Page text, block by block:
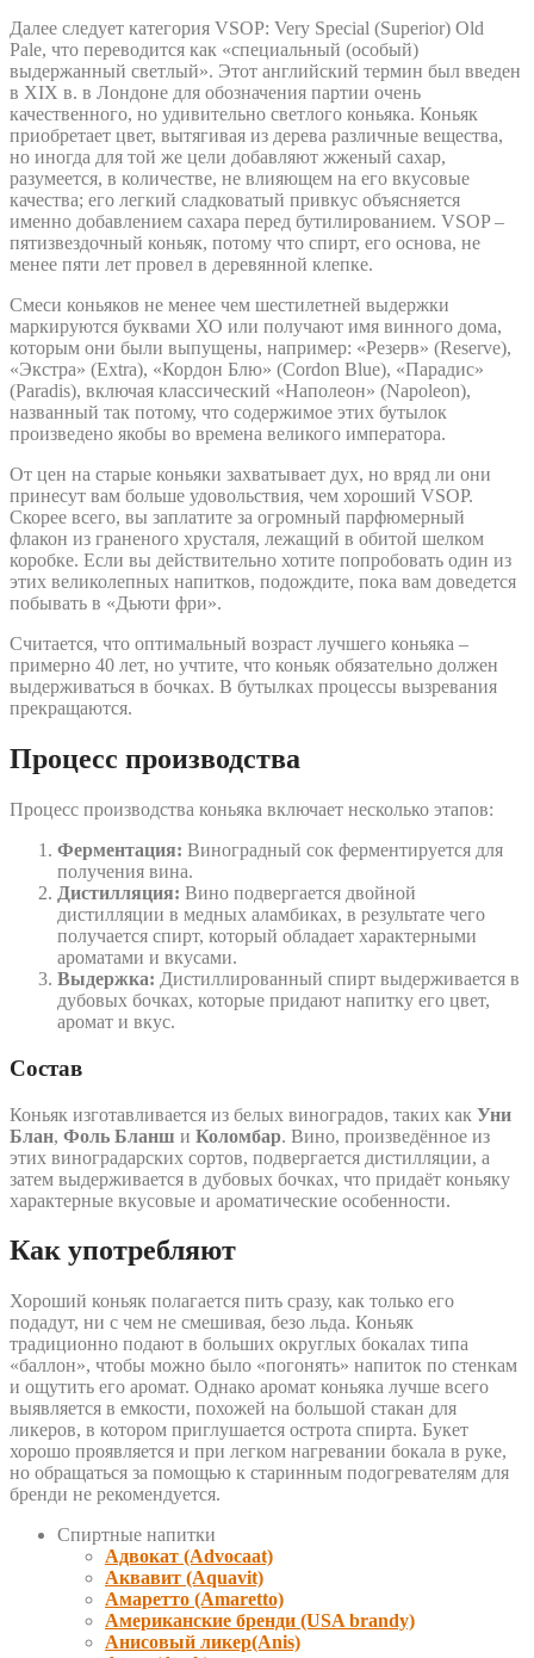
Далее следует категория VSOP: Very Special (Superior) Old
Pale, что переводится как «специальный (особый)
выдержанный светлый». Этот английский термин был введен
в XIX в. в Лондоне для обозначения партии очень
качественного, но удивительно светлого коньяка. Коньяк
приобретает цвет, вытягивая из дерева различные вещества,
но иногда для той же цели добавляют жженый сахар,
разумеется, в количестве, не влияющем на его вкусовые
качества; его легкий сладковатый привкус объясняется
именно добавлением сахара перед бутилированием. VSOP –
пятизвездочный коньяк, потому что спирт, его основа, не
менее пяти лет провел в деревянной клепке.
Смеси коньяков не менее чем шестилетней выдержки
маркируются буквами ХО или получают имя винного дома,
которым они были выпущены, например: «Резерв» (Reserve),
«Экстра» (Extra), «Кордон Блю» (Cordon Blue), «Парадис»
(Paradis), включая классический «Наполеон» (Napoleon),
названный так потому, что содержимое этих бутылок
произведено якобы во времена великого императора.
От цен на старые коньяки захватывает дух, но вряд ли они
принесут вам больше удовольствия, чем хороший VSOP.
Скорее всего, вы заплатите за огромный парфюмерный
флакон из граненого хрусталя, лежащий в обитой шелком
коробке. Если вы действительно хотите попробовать один из
этих великолепных напитков, подождите, пока вам доведется
побывать в «Дьюти фри».
Считается, что оптимальный возраст лучшего коньяка –
примерно 40 лет, но учтите, что коньяк обязательно должен
выдерживаться в бочках. В бутылках процессы вызревания
прекращаются.
Процесс производства
Процесс производства коньяка включает несколько этапов:
Ферментация: Виноградный сок ферментируется для
получения вина.
Дистилляция: Вино подвергается двойной
дистилляции в медных аламбиках, в результате чего
получается спирт, который обладает характерными
ароматами и вкусами.
Выдержка: Дистиллированный спирт выдерживается в
дубовых бочках, которые придают напитку его цвет,
аромат и вкус.
Состав
Коньяк изготавливается из белых виноградов, таких как Уни
Блан, Фоль Бланш и Коломбар. Вино, произведённое из
этих виноградарских сортов, подвергается дистилляции, а
затем выдерживается в дубовых бочках, что придаёт коньяку
характерные вкусовые и ароматические особенности.
Как употребляют
Хороший коньяк полагается пить сразу, как только его
подадут, ни с чем не смешивая, безо льда. Коньяк
традиционно подают в больших округлых бокалах типа
«баллон», чтобы можно было «погонять» напиток по стенкам
и ощутить его аромат. Однако аромат коньяка лучше всего
выявляется в емкости, похожей на большой стакан для
ликеров, в котором приглушается острота спирта. Букет
хорошо проявляется и при легком нагревании бокала в руке,
но обращаться за помощью к старинным подогревателям для
бренди не рекомендуется.
Спиртные напитки
Адвокат (Advocaat)
Аквавит (Aquavit)
Амаретто (Amaretto)
Американские бренди (USA brandy)
Анисовый ликер(Anis)